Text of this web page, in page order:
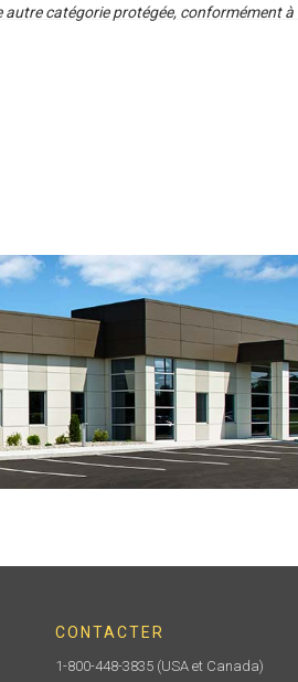
catégorie protégée, conformément
CONTACTER
1-800-448-3835 (USA et Canada)